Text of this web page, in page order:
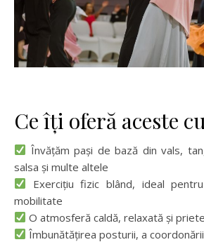
Ce îți oferă aceste
Învățăm pași de bază din vals,
salsa și multe altele
Exercițiu fizic blând, ideal
mobilitate
O atmosferă caldă, relaxată și
Îmbunătățirea posturii, a